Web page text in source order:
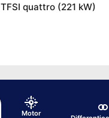
quattro (221 kW)
Motor